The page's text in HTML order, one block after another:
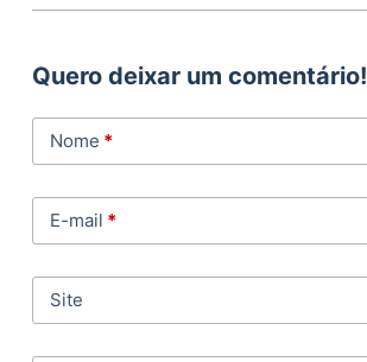
Quero deixar um comentário!
Nome *
E-mail *
Site